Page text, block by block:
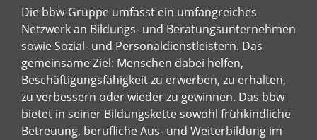
Die bbw-Gruppe umfasst ein umfangreiches
Netzwerk an Bildungs- und Beratungsunternehmen
sowie Sozial- und Personaldienstleistern. Das
gemeinsame Ziel: Menschen dabei helfen,
Beschäftigungsfähigkeit zu erwerben, zu erhalten,
zu verbessern oder wieder zu gewinnen. Das bbw
bietet in seiner Bildungskette sowohl frühkindliche
Betreuung, berufliche Aus- und Weiterbildung im